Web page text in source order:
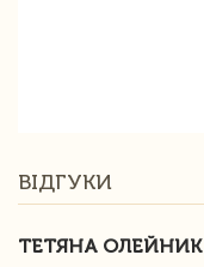
ВІДГУКИ
ТЕТЯНА ОЛЕЙНИК